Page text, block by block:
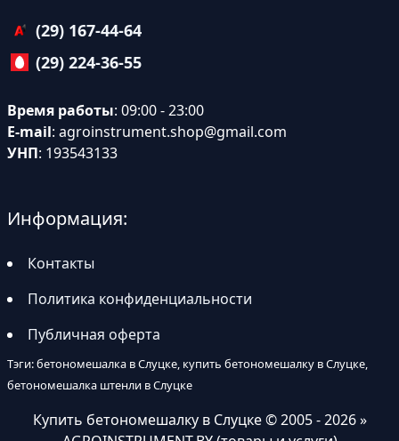
(29) 167-44-64
(29) 224-36-55
Время работы: 09:00 - 23:00
E-mail: agroinstrument.shop@gmail.com
УНП: 193543133
Информация:
Контакты
Политика конфиденциальности
Публичная оферта
Тэги: бетономешалка в Слуцке, купить бетономешалку в Слуцке,
бетономешалка штенли в Слуцке
Купить бетономешалку в Слуцке© 2005 - 2026 »